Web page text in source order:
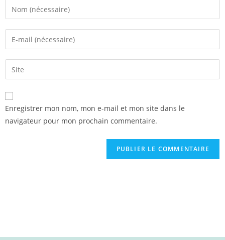
Enregistrer mon nom, mon e-mail et mon site dans le
navigateur pour mon prochain commentaire.